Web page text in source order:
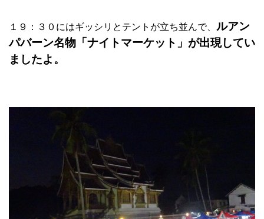
１９：３０にはギッシリとテントが立ち並んで、 ルアン
パバーン名物「ナイトマーケット」が出現してい
ましたよ。